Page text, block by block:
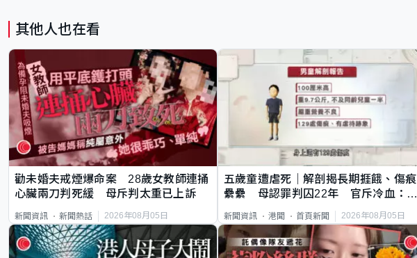
其他人也在看
勸未婚夫戒煙爆命案 28歲女教師連捅
心臟兩刀判死緩 母斥判太重已上訴
新聞資訊 新聞熱話 2026年08月05日
五歲童遭虐死｜解剖揭長期捱餓、傷痕
纍纍 母認罪判囚22年 官斥冷血：同
新聞資訊 港聞 首頁新聞 2026年08月05日